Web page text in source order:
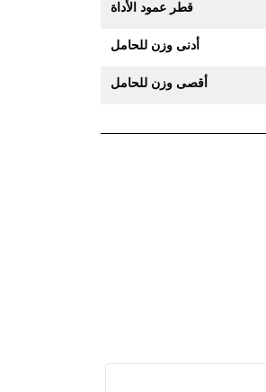
قطر عمود الأداة
أدنى وزن للحامل
أقصى وزن للحامل